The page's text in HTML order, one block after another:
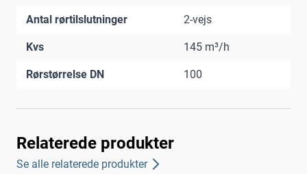
Antal rørtilslutninger 2-vejs
Kvs 145 m³/h
Rørstørrelse DN 100
Relaterede produkter
Se alle relaterede produkter